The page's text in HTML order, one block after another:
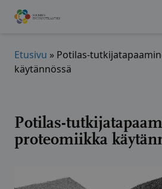
Hyppää
sisältöön
Etusivu » Potilas-
käytännössä
Potilas-
proteomiikka